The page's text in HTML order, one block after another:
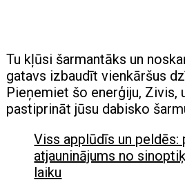
Tu kļūsi šarmantāks un
gatavs izbaudīt vienkāršus
Pieņemiet šo enerģiju, Zivis,
pastiprināt jūsu dabisko
Viss applūdīs un peldēs:
atjauninājums no
laiku